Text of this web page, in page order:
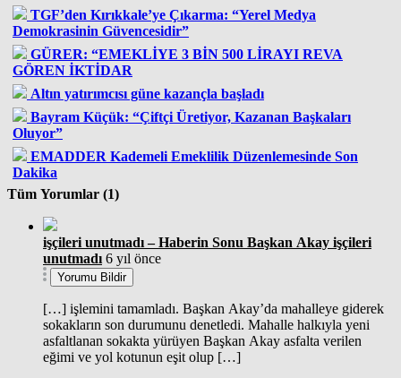
TGF’den Kırıkkale’ye Çıkarma: “Yerel Medya
Demokrasinin Güvencesidir”
GÜRER: “EMEKLİYE 3 BİN 500 LİRAYI REVA
GÖREN İKTİDAR
Altın yatırımcısı güne kazançla başladı
Bayram Küçük: “Çiftçi Üretiyor, Kazanan Başkaları
Oluyor”
EMADDER Kademeli Emeklilik Düzenlemesinde Son
Dakika
Tüm Yorumlar (1)
işçileri unutmadı – Haberin Sonu Başkan Akay işçileri
unutmadı 6 yıl önce
Yorumu Bildir
[…] işlemini tamamladı. Başkan Akay’da mahalleye giderek
sokakların son durumunu denetledi. Mahalle halkıyla yeni
asfaltlanan sokakta yürüyen Başkan Akay asfalta verilen
eğimi ve yol kotunun eşit olup […]